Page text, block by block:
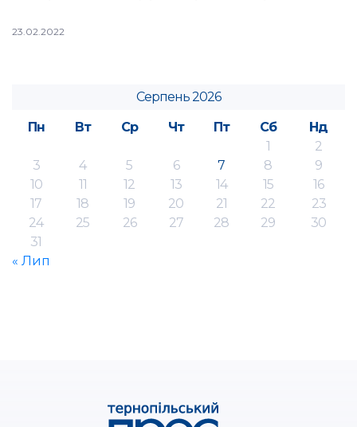
23.02.2022
Серпень 2026
Пн
Вт Ср Чт Пт Сб
Нд
1
2
3
4 5 6 7 8
9
10
11 12 13 14 15
16
17
18 19 20 21 22
23
24
25 26 27 28 29
30
31
« Лип